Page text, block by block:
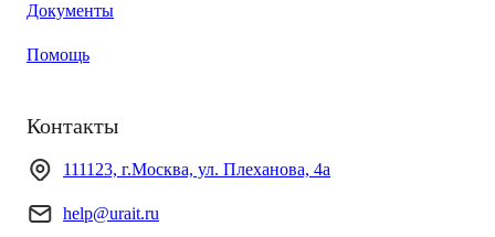
Документы
Помощь
Контакты
111123, г.Москва, ул. Плеханова, 4а
help@urait.ru